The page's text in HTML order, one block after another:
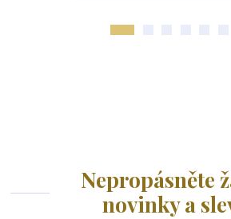
Nepropásněte
novinky a